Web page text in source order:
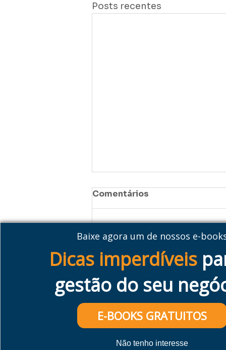
Baixe agora um de nossos e-
Dicas imperdíveis
gestão do seu
E-BOOKS GRATUITOS
Não tenho interesse
Posts recentes
Previsão de faturamento:
por que empresas em
crescimento não podem
ignorá-lo
Comentários
Escreva um comentário